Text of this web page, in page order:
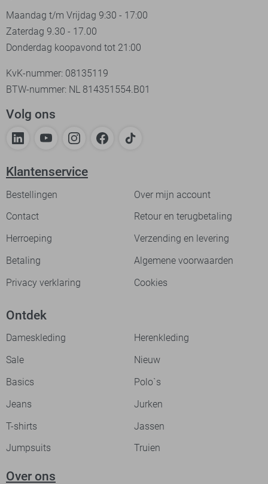
Maandag t/m Vrijdag 9:30 - 17:00
Zaterdag 9.30 - 17.00
Donderdag koopavond tot 21:00
KvK-nummer: 08135119
BTW-nummer: NL 814351554.B01
Volg ons
Klantenservice
Bestellingen
Over mijn account
Contact
Retour en terugbetaling
Herroeping
Verzending en levering
Betaling
Algemene voorwaarden
Privacy verklaring
Cookies
Ontdek
Dameskleding
Herenkleding
Sale
Nieuw
Basics
Polo`s
Jeans
Jurken
T-shirts
Jassen
Jumpsuits
Truien
Over ons